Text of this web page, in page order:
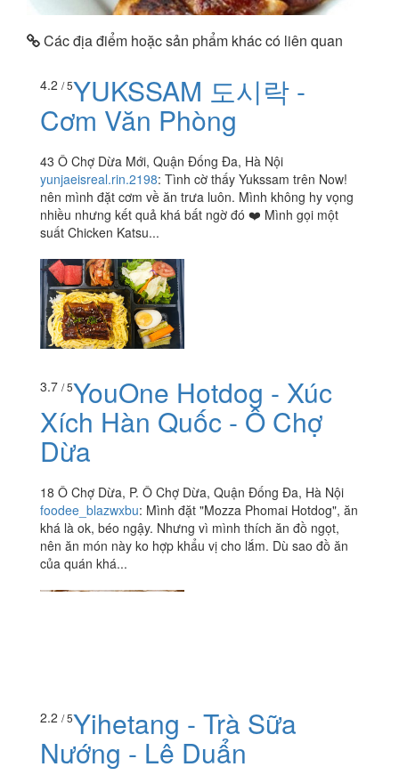
Các địa điểm hoặc sản phẩm khác có liên quan
4.2 / 5YUKSSAM 도시락 -
Cơm Văn Phòng
43 Ô Chợ Dừa Mới, Quận Đống Đa, Hà Nội
yunjaeisreal.rin.2198: Tình cờ thấy Yukssam trên Now!
nên mình đặt cơm về ăn trưa luôn. Mình không hy vọng
nhiều nhưng kết quả khá bất ngờ đó ❤️ Mình gọi một
suất Chicken Katsu...
3.7 / 5YouOne Hotdog - Xúc
Xích Hàn Quốc - Ô Chợ
Dừa
18 Ô Chợ Dừa, P. Ô Chợ Dừa, Quận Đống Đa, Hà Nội
foodee_blazwxbu: Mình đặt "Mozza Phomai Hotdog", ăn
khá là ok, béo ngậy. Nhưng vì mình thích ăn đồ ngọt,
nên ăn món này ko hợp khẩu vị cho lắm. Dù sao đồ ăn
của quán khá...
2.2 / 5Yihetang - Trà Sữa
Nướng - Lê Duẩn